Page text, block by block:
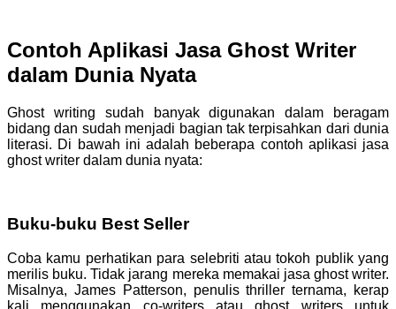
Contoh Aplikasi Jasa Ghost Writer
dalam Dunia Nyata
Ghost writing sudah banyak digunakan dalam beragam
bidang dan sudah menjadi bagian tak terpisahkan dari dunia
literasi. Di bawah ini adalah beberapa contoh aplikasi jasa
ghost writer dalam dunia nyata:
Buku-buku Best Seller
Coba kamu perhatikan para selebriti atau tokoh publik yang
merilis buku. Tidak jarang mereka memakai jasa ghost writer.
Misalnya, James Patterson, penulis thriller ternama, kerap